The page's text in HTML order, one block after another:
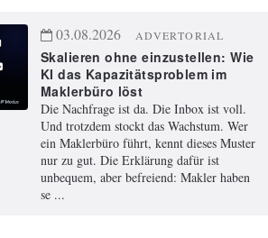
03.08.2026 ADVERTORIAL
Skalieren ohne einzustellen: Wie
KI das Kapazitätsproblem im
Maklerbüro löst
Die Nachfrage ist da. Die Inbox ist voll.
Und trotzdem stockt das Wachstum. Wer
ein Maklerbüro führt, kennt dieses Muster
nur zu gut. Die Erklärung dafür ist
unbequem, aber befreiend: Makler haben
se ...